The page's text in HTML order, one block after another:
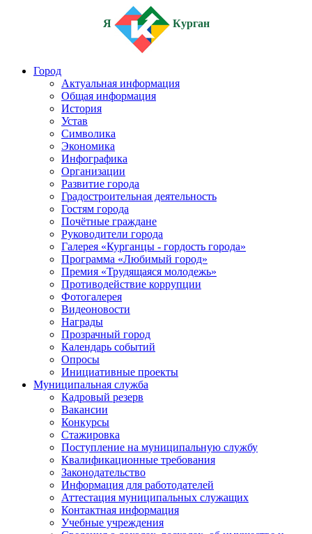
Я Курган
Город
Актуальная информация
Общая информация
История
Устав
Символика
Экономика
Инфографика
Организации
Развитие города
Градостроительная деятельность
Гостям города
Почётные граждане
Руководители города
Галерея «Курганцы - гордость города»
Программа «Любимый город»
Премия «Трудящаяся молодежь»
Противодействие коррупции
Фотогалерея
Видеоновости
Награды
Прозрачный город
Календарь событий
Опросы
Инициативные проекты
Муниципальная служба
Кадровый резерв
Вакансии
Конкурсы
Стажировка
Поступление на муниципальную службу
Квалификационные требования
Законодательство
Информация для работодателей
Аттестация муниципальных служащих
Контактная информация
Учебные учреждения